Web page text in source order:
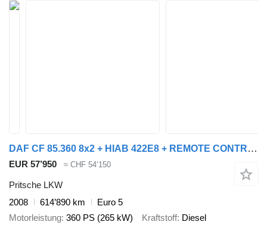
DAF CF 85.360 8x2 + HIAB 422E8 + REMOTE CONTROL
EUR 57’950 ≈ CHF 54’150
Pritsche LKW
2008
614’890 km
Euro 5
Motorleistung 360 PS (265 kW) Kraftstoff Diesel